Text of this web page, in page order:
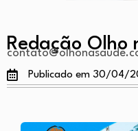
Redação Olho
Publicado em 30/04/